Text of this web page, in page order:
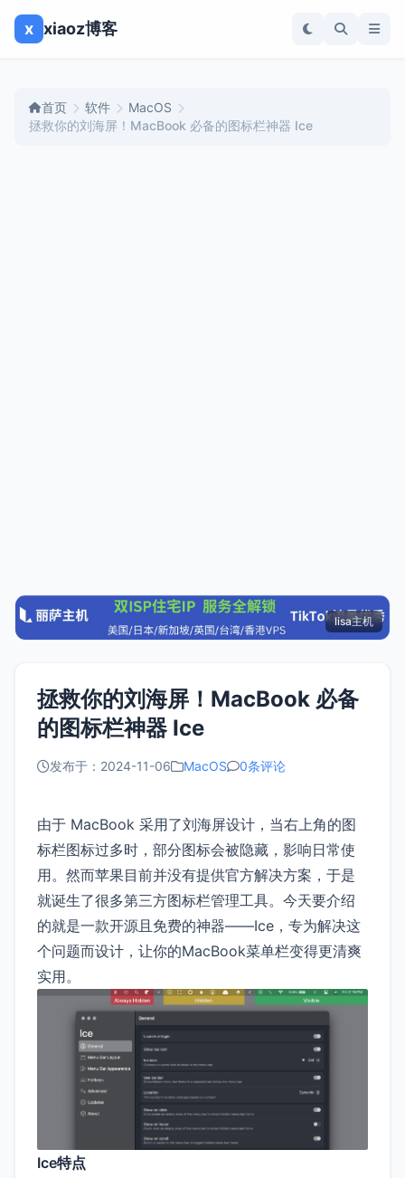
x xiaoz博客
首页 软件
MacOS
拯救你的刘海屏！MacBook 必备的图标栏神器 Ice
lisa主机
拯救你的刘海屏！MacBook 必备
的图标栏神器 Ice
发布于：2024-11-06 MacOS 0条评论
由于 MacBook 采用了刘海屏设计，当右上角的图
标栏图标过多时，部分图标会被隐藏，影响日常使
用。然而苹果目前并没有提供官方解决方案，于是
就诞生了很多第三方图标栏管理工具。今天要介绍
的就是一款开源且免费的神器——Ice，专为解决这
个问题而设计，让你的MacBook菜单栏变得更清爽
实用。
Ice特点